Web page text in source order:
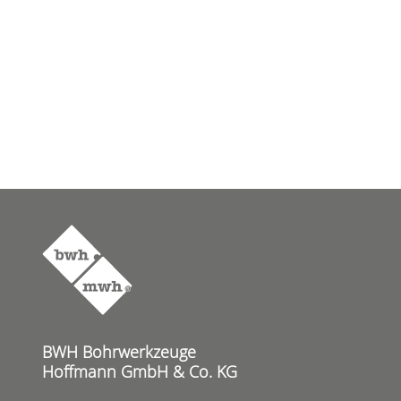
BWH Bohrwerkzeuge
Hoffmann GmbH & Co. KG